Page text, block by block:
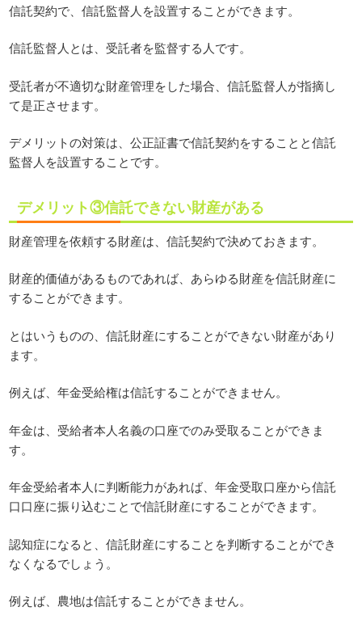
信託契約で、信託監督人を設置することができます。
信託監督人とは、受託者を監督する人です。
受託者が不適切な財産管理をした場合、信託監督人が指摘し
て是正させます。
デメリットの対策は、公正証書で信託契約をすることと信託
監督人を設置することです。
デメリット③信託できない財産がある
財産管理を依頼する財産は、信託契約で決めておきます。
財産的価値があるものであれば、あらゆる財産を信託財産に
することができます。
とはいうものの、信託財産にすることができない財産があり
ます。
例えば、年金受給権は信託することができません。
年金は、受給者本人名義の口座でのみ受取ることができま
す。
年金受給者本人に判断能力があれば、年金受取口座から信託
口口座に振り込むことで信託財産にすることができます。
認知症になると、信託財産にすることを判断することができ
なくなるでしょう。
例えば、農地は信託することができません。